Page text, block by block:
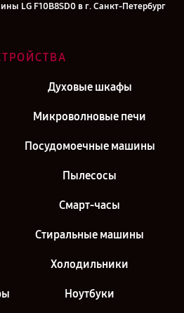
LG F10B8SD0 в г. Санкт-Петербург
Духовые шкафы
Микроволновые печи
Посудомоечные машины
Пылесосы
Смарт-часы
Стиральные машины
Холодильники
Ноутбуки